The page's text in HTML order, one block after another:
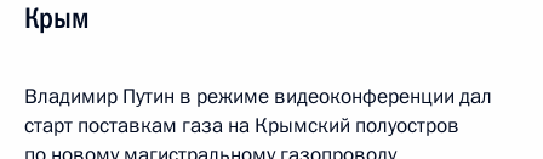
Крым
Владимир Путин в режиме видеоконференции дал
старт поставкам газа на Крымский полуостров